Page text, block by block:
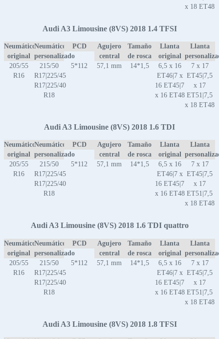
x 18 ET48
Audi A3 Limousine (8VS) 2018 1.4 TFSI
Neumático
original
Neumático
personalizado
PCD
Agujero
central
Tamaño
de rosca
Llanta
original
Llanta
205/55
R16
215/50
R17|225/45
R17|225/40
R18
5*112 57,1 mm 14*1,5
6,5 x 16
ET46|7 x
16 ET45|7
x 16 ET48
7 x 17
ET45|7,5
x 17
ET51|7,5
x 18 ET48
Audi A3 Limousine (8VS) 2018 1.6 TDI
Neumático
original
Neumático
personalizado
PCD
Agujero
central
Tamaño
de rosca
Llanta
original
Llanta
205/55
R16
215/50
R17|225/45
R17|225/40
R18
5*112 57,1 mm 14*1,5
6,5 x 16
ET46|7 x
16 ET45|7
x 16 ET48
7 x 17
ET45|7,5
x 17
ET51|7,5
x 18 ET48
Audi A3 Limousine (8VS) 2018 1.6 TDI quattro
Neumático
original
Neumático
personalizado
PCD
Agujero
central
Tamaño
de rosca
Llanta
original
Llanta
205/55
R16
215/50
R17|225/45
R17|225/40
R18
5*112 57,1 mm 14*1,5
6,5 x 16
ET46|7 x
16 ET45|7
x 16 ET48
7 x 17
ET45|7,5
x 17
ET51|7,5
x 18 ET48
Audi A3 Limousine (8VS) 2018 1.8 TFSI